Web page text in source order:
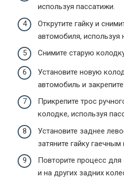
используя пассатижи.
Открутите гайку и
автомобиля, используя
Снимите старую
Установите новую
автомобиль и
Прикрепите трос
колодке, используя
Установите заднее
затяните гайку
Повторите процесс
и на других задних